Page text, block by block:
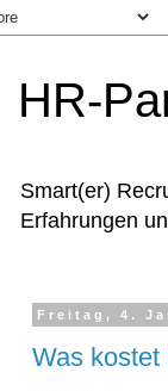
HR-
Smart(er)
Erfahrungen
Freitag, 4.
Was kostet